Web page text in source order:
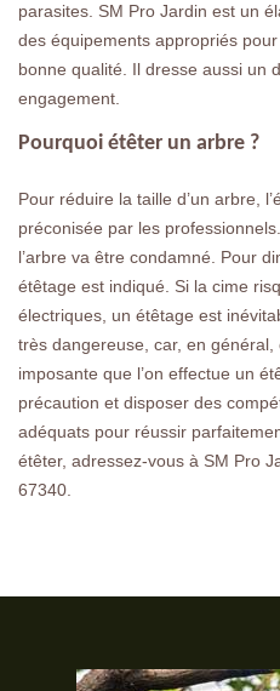
parasites. SM Pro Jardin est un
des équipements appropriés
bonne qualité. Il dresse aussi un
engagement.
Pourquoi étêter un arbre ?
Pour réduire la taille d’un arbre,
préconisée par les
l’arbre va être condamné. Pour
étêtage est indiqué. Si la cime
électriques, un étêtage est
très dangereuse, car, en général,
imposante que l’on effectue un
précaution et disposer des
adéquats pour réussir
étêter, adressez-vous à SM Pro
67340.